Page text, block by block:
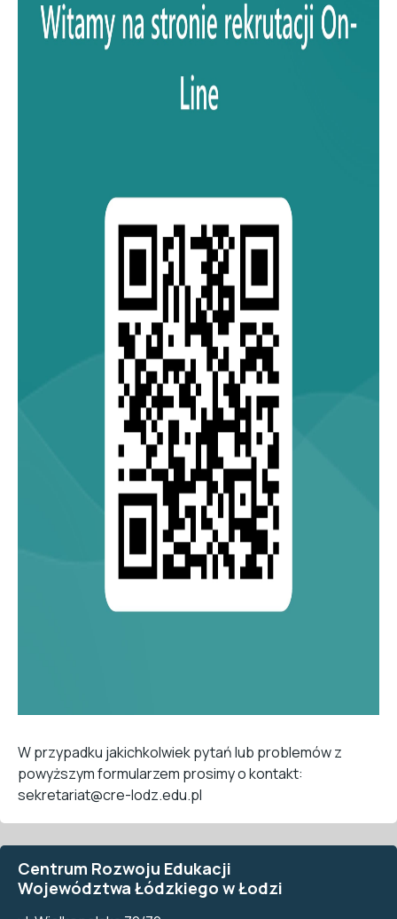
W przypadku jakichkolwiek pytań lub problemów z
powyższym formularzem prosimy o kontakt:
sekretariat@cre-lodz.edu.pl
Centrum Rozwoju Edukacji
Województwa Łódzkiego w Łodzi